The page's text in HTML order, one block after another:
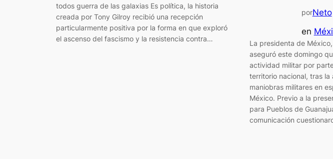
todos guerra de las galaxias Es política, la historia
creada por Tony Gilroy recibió una recepción
particularmente positiva por la forma en que exploró
el ascenso del fascismo y la resistencia contra…
porNeto
en
La presidenta de
aseguró este domingo
actividad militar por
territorio nacional, tras la
maniobras militares en
México. Previo a la
para Pueblos de
comunicación